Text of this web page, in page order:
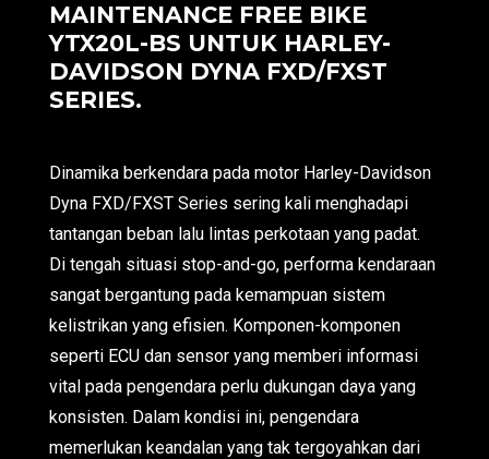
MAINTENANCE FREE BIKE
YTX20L-BS UNTUK HARLEY-
DAVIDSON DYNA FXD/FXST
SERIES.
Dinamika berkendara pada motor Harley-Davidson
Dyna FXD/FXST Series sering kali menghadapi
tantangan beban lalu lintas perkotaan yang padat.
Di tengah situasi stop-and-go, performa kendaraan
sangat bergantung pada kemampuan sistem
kelistrikan yang efisien. Komponen-komponen
seperti ECU dan sensor yang memberi informasi
vital pada pengendara perlu dukungan daya yang
konsisten. Dalam kondisi ini, pengendara
memerlukan keandalan yang tak tergoyahkan dari